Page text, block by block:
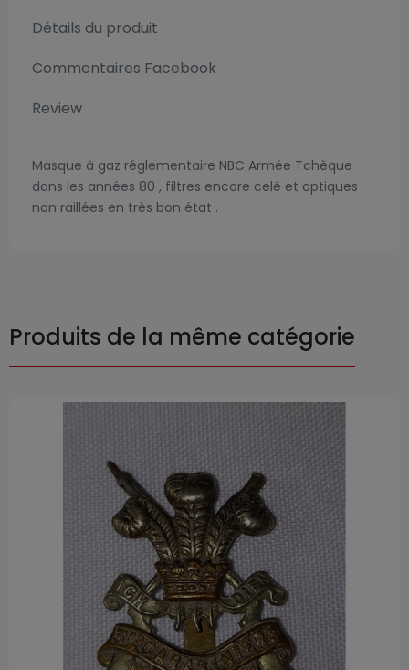
Détails du produit
Commentaires Facebook
Review
Masque à gaz réglementaire NBC Armée Tchèque
dans les années 80 , filtres encore celé et optiques
non raillées en très bon état .
Produits de la même catégorie